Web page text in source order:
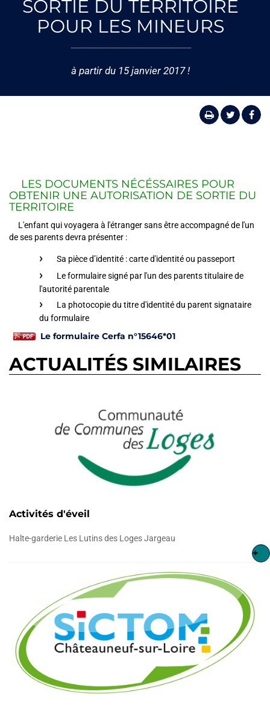
SORTIE DU TERRITOIRE
POUR LES MINEURS
à partir du 15 janvier 2017 !
LES DOCUMENTS NÉCÉSSAIRES POUR
OBTENIR UNE AUTORISATION DE SORTIE DU
TERRITOIRE
L'enfant qui voyagera à l'étranger sans être accompagné de l'un
de ses parents devra présenter :
Sa pièce d’identité : carte d'identité ou passeport
Le formulaire signé par l'un des parents titulaire de
l'autorité parentale
La photocopie du titre d'identité du parent signataire
du formulaire
Le formulaire Cerfa n°15646*01
ACTUALITÉS SIMILAIRES
Activités d'éveil
Halte-garderie Les Lutins des Loges Jargeau
+